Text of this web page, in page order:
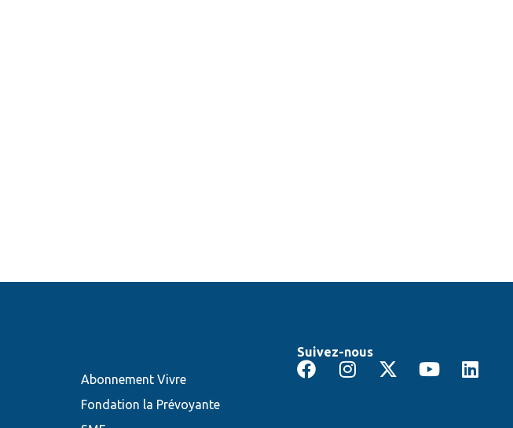
Abonnement Vivre
Fondation la Prévoyante
Suivez-nous